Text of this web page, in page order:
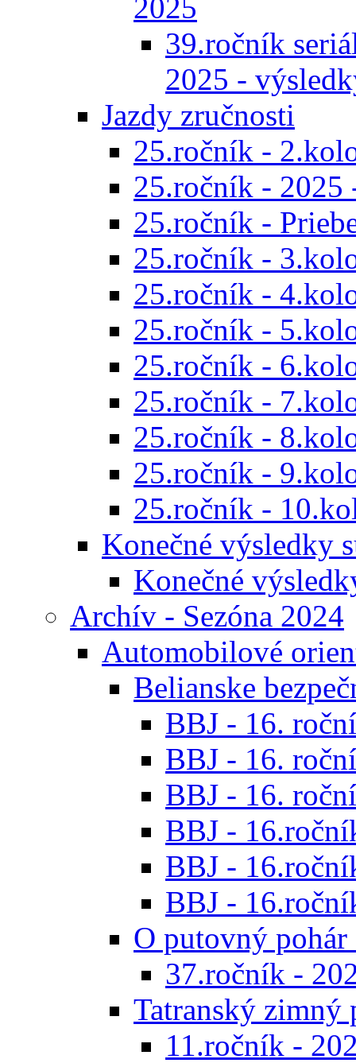
2025
39.ročník
2025 -
Jazdy zručnosti
25.ročník -
25.ročník - 2025
25.ročník -
25.ročník -
25.ročník -
25.ročník -
25.ročník -
25.ročník -
25.ročník -
25.ročník -
25.ročník -
Konečné výsledky
Konečné
Archív - Sezóna 2024
Automobilové
Belianske
BBJ - 16.
BBJ - 16.
BBJ - 16.
BBJ -
BBJ -
BBJ -
O putovný
37.ročník -
Tatranský zimný
11.ročník -